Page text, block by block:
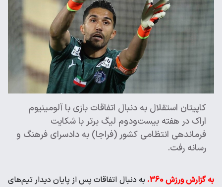
کاپیتان استقلال به دنبال اتفاقات بازی با آلومینیوم
اراک در هفته بیست‌ودوم لیگ برتر با شکایت
فرماندهی انتظامی کشور (فراجا) به دادسرای فرهنگ و
رسانه رفت.
به گزارش ورزش 360 ، به دنبال اتفاقات پس از پایان دیدار تیم‌های